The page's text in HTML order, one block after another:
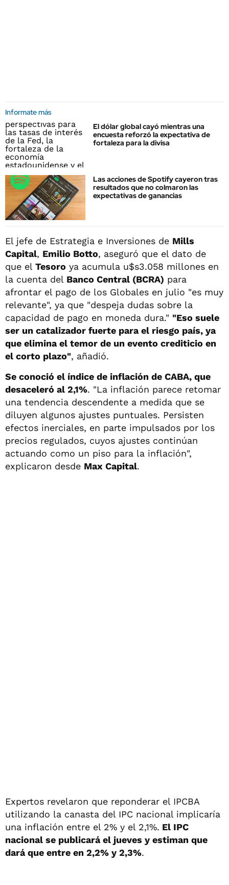
Informate más
El dólar global cayó mientras una
encuesta reforzó la expectativa de
fortaleza para la divisa
Las acciones de Spotify cayeron tras
resultados que no colmaron las
expectativas de ganancias
El jefe de Estrategia e Inversiones de Mills
Capital, Emilio Botto, aseguró que el dato de
que el Tesoro ya acumula u$s3.058 millones en
la cuenta del Banco Central (BCRA) para
afrontar el pago de los Globales en julio "es muy
relevante", ya que "despeja dudas sobre la
capacidad de pago en moneda dura." "Eso suele
ser un catalizador fuerte para el riesgo país, ya
que elimina el temor de un evento crediticio en
el corto plazo", añadió.
Se conoció el índice de inflación de CABA, que
desaceleró al 2,1%. "La inflación parece retomar
una tendencia descendente a medida que se
diluyen algunos ajustes puntuales. Persisten
efectos inerciales, en parte impulsados por los
precios regulados, cuyos ajustes continúan
actuando como un piso para la inflación",
explicaron desde Max Capital.
Expertos revelaron que reponderar el IPCBA
utilizando la canasta del IPC nacional implicaría
una inflación entre el 2% y el 2,1%. El IPC
nacional se publicará el jueves y estiman que
dará que entre en 2,2% y 2,3%.